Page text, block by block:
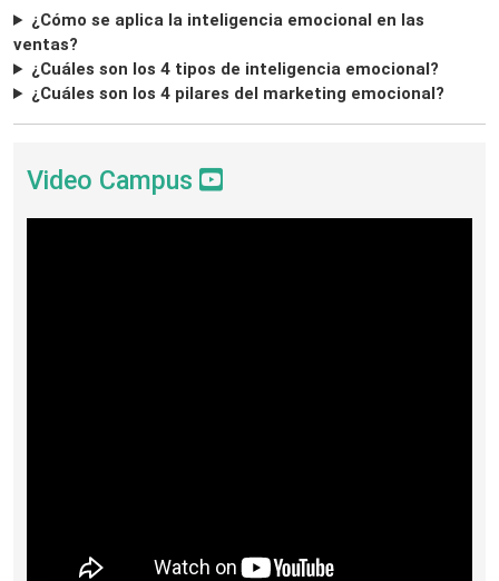
¿Cómo se aplica la inteligencia emocional en las
ventas?
¿Cuáles son los 4 tipos de inteligencia emocional?
¿Cuáles son los 4 pilares del marketing emocional?
Video Campus